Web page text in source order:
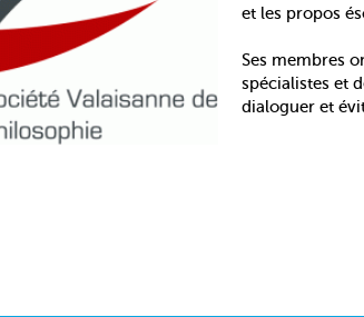
et les propos
Ses membres
spécialistes et
dialoguer et